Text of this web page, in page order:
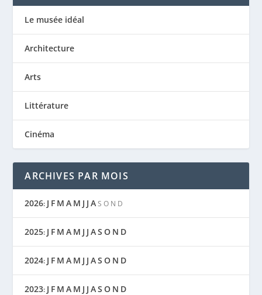
Le musée idéal
Architecture
Arts
Littérature
Cinéma
ARCHIVES PAR MOIS
2026: J F M A M J J A S O N D
2025: J F M A M J J AS O N D
2024: J F M A M J J AS O N D
2023: J F M A M J J AS O N D